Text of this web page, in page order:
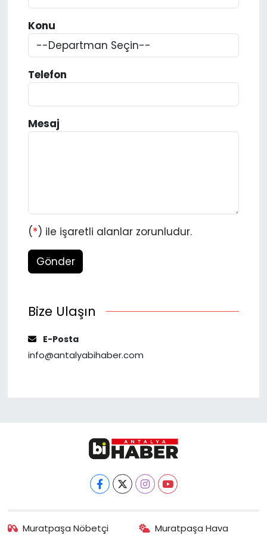
Konu
Telefon
Mesaj
(*) ile işaretli alanlar zorunludur.
Gönder
Bize Ulaşın
E-Posta
info@antalyabihaber.com
Muratpaşa Nöbetçi
Muratpaşa Hava
Spor
Teknoloji
Resmi İlanlar
Teknoloji
Yaşam
Künye